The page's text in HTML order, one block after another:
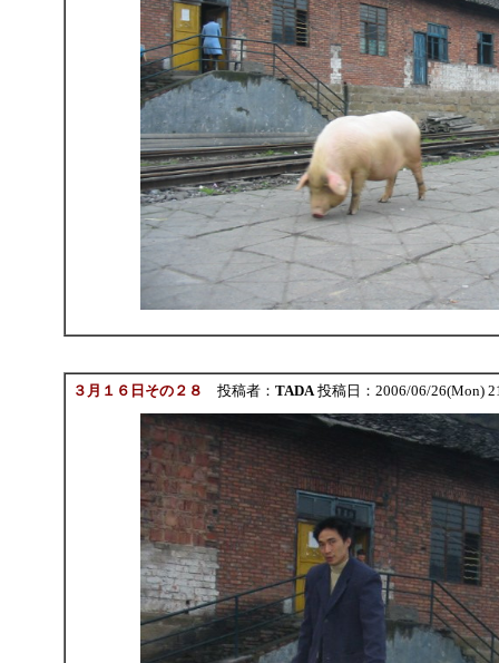
３月１６日その２８ 投稿者： TADA投稿日：2006/06/26(Mon)